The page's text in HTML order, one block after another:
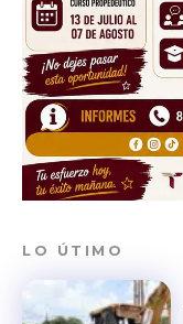
LO ÚTIMO